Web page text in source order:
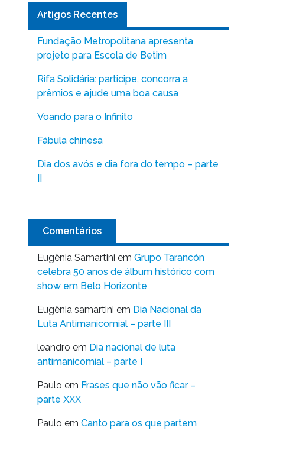
Artigos Recentes
Fundação Metropolitana apresenta
projeto para Escola de Betim
Rifa Solidária: participe, concorra a
prêmios e ajude uma boa causa
Voando para o Infinito
Fábula chinesa
Dia dos avós e dia fora do tempo – parte
II
Comentários
Eugênia Samartini em Grupo Tarancón
celebra 50 anos de álbum histórico com
show em Belo Horizonte
Eugênia samartini em Dia Nacional da
Luta Antimanicomial – parte III
leandro em Dia nacional de luta
antimanicomial – parte I
Paulo em Frases que não vão ficar –
parte XXX
Paulo em Canto para os que partem